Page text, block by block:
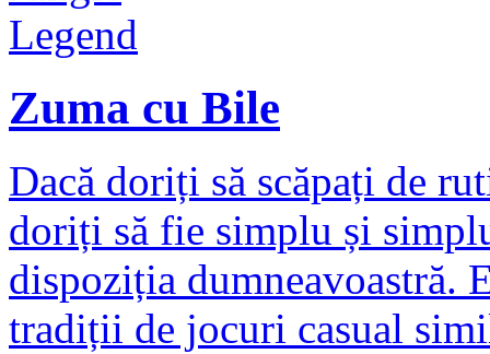
Zuma cu Bile
Dacă doriți să scăpați de
doriți să fie simplu și
dispoziția dumneavoastră.
tradiții de jocuri casual